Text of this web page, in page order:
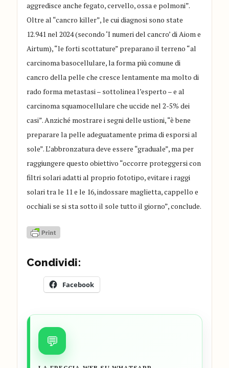
aggredisce anche fegato, cervello, ossa e polmoni”.
Oltre al “cancro killer”, le cui diagnosi sono state
12.941 nel 2024 (secondo ‘I numeri del cancro’ di Aiom e
Airtum), “le forti scottature” preparano il terreno “al
carcinoma basocellulare, la forma più comune di
cancro della pelle che cresce lentamente ma molto di
rado forma metastasi – sottolinea l’esperto – e al
carcinoma squamocellulare che uccide nel 2-5% dei
casi”. Anziché mostrare i segni delle ustioni, “è bene
preparare la pelle adeguatamente prima di esporsi al
sole”. L’abbronzatura deve essere “graduale”, ma per
raggiungere questo obiettivo “occorre proteggersi con
filtri solari adatti al proprio fototipo, evitare i raggi
solari tra le 11 e le 16, indossare maglietta, cappello e
occhiali se si sta sotto il sole tutto il giorno”, conclude.
Condividi:
Facebook
💬